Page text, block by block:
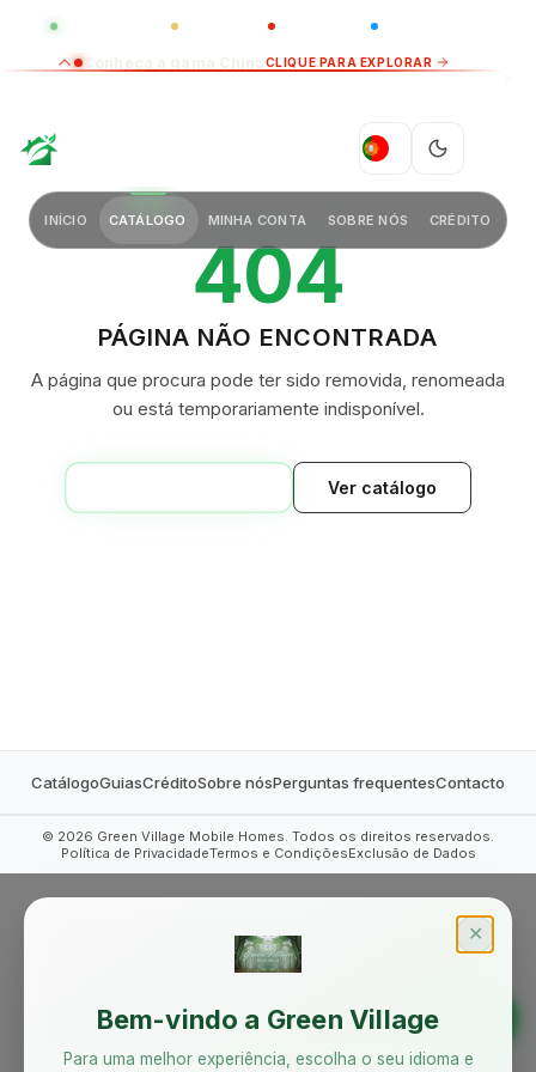
GLOBAL CHINA
PT
INÍCIO CATÁLOGO MINHA CONTA SOBRE NÓS CRÉDITO
404
PÁGINA NÃO ENCONTRADA
A página que procura pode ter sido removida, renomeada
ou está temporariamente indisponível.
Ver catálogo
CatálogoGuiasCréditoSobre nósPerguntas frequentesContacto
© 2026 Green Village Mobile Homes. Todos os direitos reservados.
Política de PrivacidadeTermos e CondiçõesExclusão de Dados
✕
Bem-vindo a Green Village
Para uma melhor experiência, escolha o seu idioma e
Conheça a gama China CLIQUE PARA EXPLORAR